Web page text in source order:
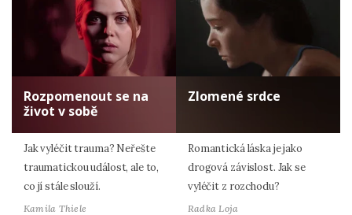
Rozpomenout se na
život v sobě
Jak vyléčit trauma? Neřešte
traumatickou událost, ale to,
co jí stále slouží.
Kamila Thiele
Zlomené srdce
Romantická láska je jako
drogová závislost. Jak se
vyléčit z rozchodu?
Radka Loja